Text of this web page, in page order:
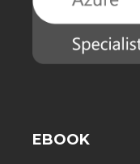
EBOOK